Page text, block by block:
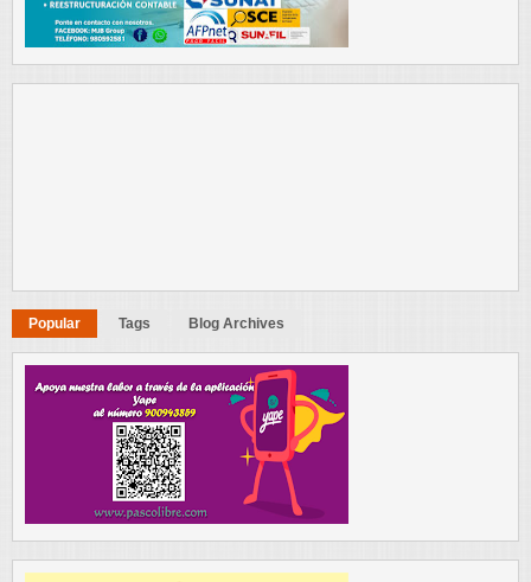
Popular Tags Blog Archives